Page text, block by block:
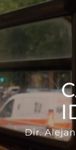
Dir.